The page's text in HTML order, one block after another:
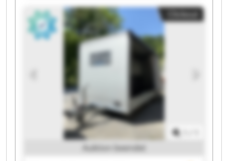
GmbH Maynards Europe GmbH Maynards
Europe GmbH Maynards Europe GmbH
Maynards Europe GmbH Maynards Europe
GmbH Maynards Europe GmbH Maynards
Europe GmbH Maynards Europe GmbH
Maynards Europe GmbH Maynards Europe
GmbH Maynards Europe GmbH Maynards
Europe GmbH Maynards Europe GmbH
Auktion beendet